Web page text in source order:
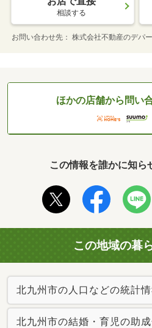
相談する
お問い合わせ先 株式会社不動産のデパ
ほかの店舗から問い
この情報を誰かに知ら
この地域の暮
北九州市の人口などの統計情
北九州市の結婚・育児の助